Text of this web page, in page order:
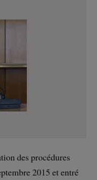
des procédures
2015 et entré